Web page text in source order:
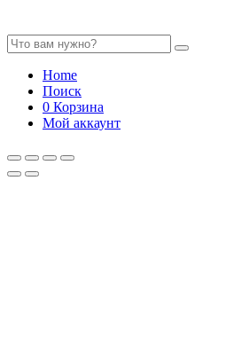
Home
Поиск
0 Корзина
Мой аккаунт